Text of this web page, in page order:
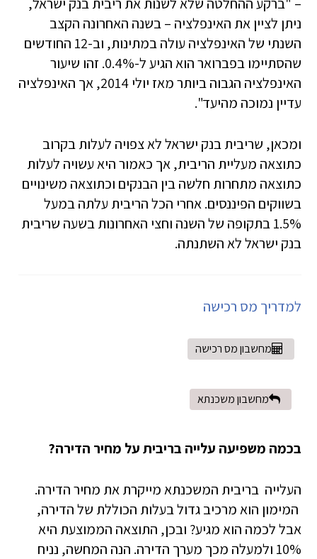
ניתן לציין את האינפלציה – בשנה האחרונה הקצב
השנתי של האינפלציה עולה במתינות, וב-12 החודשים
שהסתיימו בפברואר הוא הגיע ל-0.4%. זהו שיעור
האינפלציה הגבוה ביותר מאז יולי 2014, אך האינפלציה
עדיין נמוכה מהיעד".
ומכאן, שריבית בנק ישראל לא צפויה לעלות בקרוב
כתוצאה מעליית הריבית, אך כאמור היא עשויה לעלות
כתוצאה מתחרות חלשה בין הבנקים וכתוצאה משינויים
בשווקים הפיננסים. אחרי הכל הריבית עלתה במעל
1.5% בתקופה של השנה וחצי האחרונות בשעה שריבית
בנק ישראל לא השתנתה.
למדריך מס רכישה
מחשבון מס רכישה
מחשבון משכנתא
בכמה משפיעה עלייה בריבית על מחיר הדירה?
העלייה בריבית המשכנתא מייקרת את מחיר הדירה.
המימון הוא מרכיב גדול בעלות הכוללת של הדירה,
אבל לכמה הוא מגיע? ובכן, התוצאה הממוצעת היא
10% ולמעלה מכך מערך הדירה. הנה המחשה, נניח